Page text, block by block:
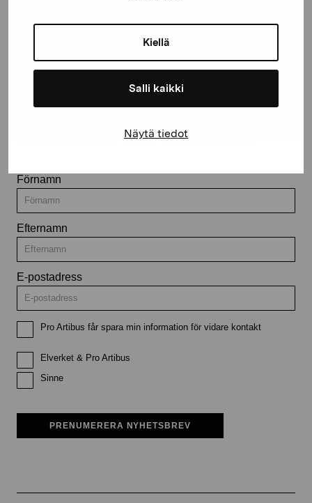
Kiellä
Salli kaikki
Näytä tiedot
Kontakta oss
utställningar och evenemang
Förnamn
Efternamn
E-postadress
Pro Artibus får spara min information för vidare kontakt
Elverket & Pro Artibus
Sinne
PRENUMERERA NYHETSBREV